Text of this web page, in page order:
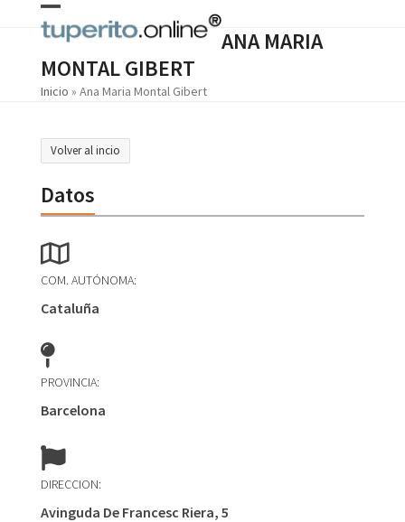
Open
mobile
menu
Close
mobile
menu
ANA MARIA
MONTAL GIBERT
Inicio » Ana Maria Montal Gibert
Volver al incio
Datos
COM. AUTÓNOMA:
Cataluña
PROVINCIA:
Barcelona
DIRECCION:
Avinguda De Francesc Riera, 5